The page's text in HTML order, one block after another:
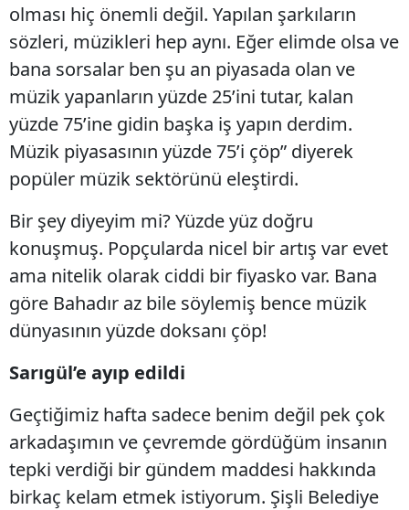
olması hiç önemli değil. Yapılan şarkıların
sözleri, müzikleri hep aynı. Eğer elimde olsa ve
bana sorsalar ben şu an piyasada olan ve
müzik yapanların yüzde 25’ini tutar, kalan
yüzde 75’ine gidin başka iş yapın derdim.
Müzik piyasasının yüzde 75’i çöp” diyerek
popüler müzik sektörünü eleştirdi.
Bir şey diyeyim mi? Yüzde yüz doğru
konuşmuş. Popçularda nicel bir artış var evet
ama nitelik olarak ciddi bir fiyasko var. Bana
göre Bahadır az bile söylemiş bence müzik
dünyasının yüzde doksanı çöp!
Sarıgül’e ayıp edildi
Geçtiğimiz hafta sadece benim değil pek çok
arkadaşımın ve çevremde gördüğüm insanın
tepki verdiği bir gündem maddesi hakkında
birkaç kelam etmek istiyorum. Şişli Belediye